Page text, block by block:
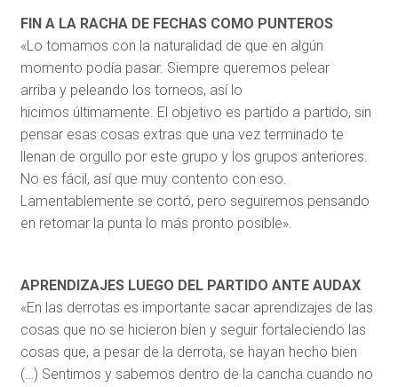
FIN A LA RACHA DE FECHAS COMO PUNTEROS
«Lo tomamos con la naturalidad de que en algún
momento podía pasar. Siempre queremos pelear
arriba y peleando los torneos, así lo
hicimos últimamente. El objetivo es partido a partido, sin
pensar esas cosas extras que una vez terminado te
llenan de orgullo por este grupo y los grupos anteriores.
No es fácil, así que muy contento con eso.
Lamentablemente se cortó, pero seguiremos pensando
en retomar la punta lo más pronto posible».
APRENDIZAJES LUEGO DEL PARTIDO ANTE AUDAX
«En las derrotas es importante sacar aprendizajes de las
cosas que no se hicieron bien y seguir fortaleciendo las
cosas que, a pesar de la derrota, se hayan hecho bien
(…) Sentimos y sabemos dentro de la cancha cuando no